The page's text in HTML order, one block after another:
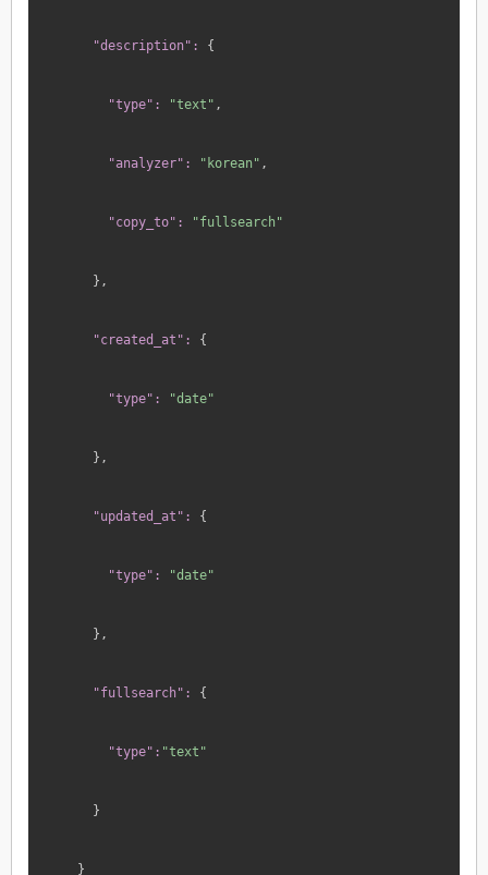
"description": {
"type": "text" ,
"analyzer": "korean" ,
"copy_to": "fullsearch"
},
"created_at": {
"type": "date"
},
"updated_at": {
"type": "date"
},
"fullsearch": {
"type": "text"
}
}